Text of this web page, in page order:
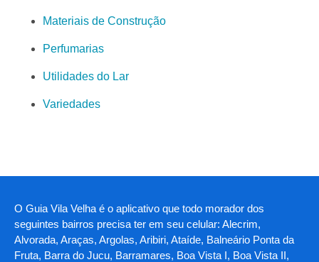
Materiais de Construção
Perfumarias
Utilidades do Lar
Variedades
O Guia Vila Velha é o aplicativo que todo morador dos
seguintes bairros precisa ter em seu celular: Alecrim,
Alvorada, Araças, Argolas, Aribiri, Ataíde, Balneário Ponta da
Fruta, Barra do Jucu, Barramares, Boa Vista I, Boa Vista II,